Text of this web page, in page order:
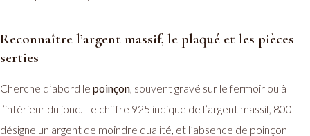
Reconnaître l’argent massif, le plaqué et les pièces
serties
Cherche d’abord le poinçon , souvent gravé sur le fermoir ou à
l’intérieur du jonc. Le chiffre 925 indique de l’argent massif, 800
désigne un argent de moindre qualité, et l’absence de poinçon